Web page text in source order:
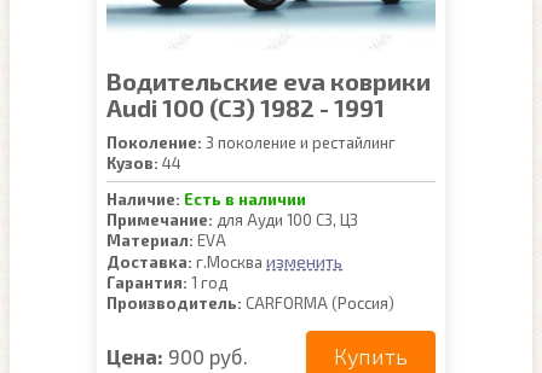
Водительские eva коврики
Audi 100 (C3) 1982 - 1991
Поколение: 3 поколение и рестайлинг
Кузов: 44
Наличие: Есть в наличии
Примечание: для Ауди 100 С3, Ц3
Материал: EVA
Доставка: г.Москва изменить
Гарантия: 1 год
Производитель: CARFORMA (Россия)
Цена: 900 руб. Купить